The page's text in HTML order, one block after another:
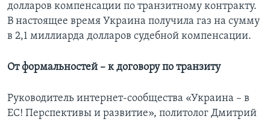
долларов компенсации по транзитному контракту.
В настоящее время Украина получила газ на сумму
в 2,1 миллиарда долларов судебной компенсации.
От формальностей – к договору по транзиту
Руководитель интернет-сообщества «Украина – в
ЕС! Перспективы и развитие», политолог Дмитрий